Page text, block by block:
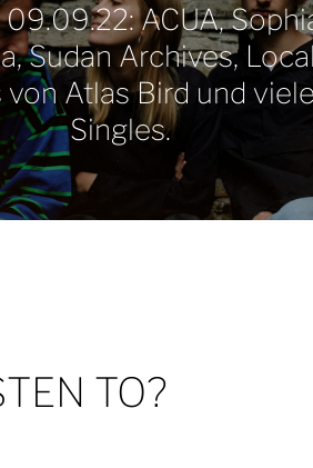
ACUA,
Sudan Archives,
von Atlas Bird und
Singles.
TO?